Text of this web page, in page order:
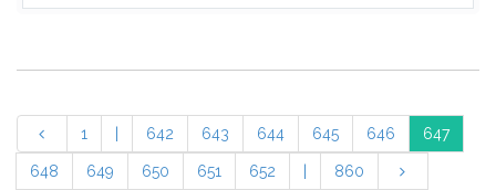
1 642 643 644 645 646 647
648 649 650 651 652 860